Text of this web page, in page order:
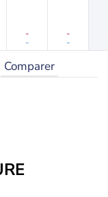
-
-
-
-
Comparer